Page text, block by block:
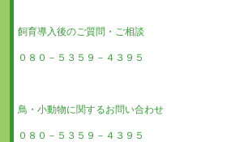
飼育導入後のご質問・ご相談
０８０－５３５９－４３９５
鳥・小動物に関するお問い合わせ
０８０－５３５９－４３９５